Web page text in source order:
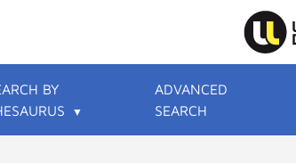
BY
ADVANCED
SEARCH